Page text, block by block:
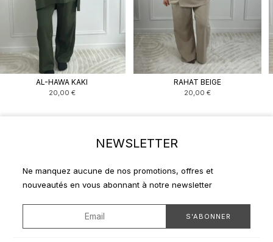
AL-HAWA KAKI
20,00 €
RAHAT BEIGE
20,00 €
NEWSLETTER
Ne manquez aucune de nos promotions, offres et
nouveautés en vous abonnant à notre newsletter